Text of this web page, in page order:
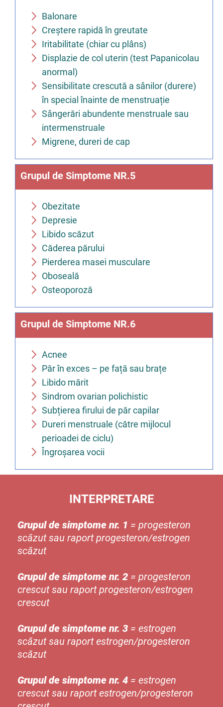
Balonare
Creștere rapidă în greutate
Iritabilitate (chiar cu plâns)
Displazie de col uterin (test Papanicolau
anormal)
Sensibilitate crescută a sânilor (durere)
în special înainte de menstruație
Sângerări abundente menstruale sau
intermenstruale
Migrene, dureri de cap
Grupul de Simptome NR.5
Obezitate
Depresie
Libido scăzut
Căderea părului
Pierderea masei musculare
Oboseală
Osteoporoză
Grupul de Simptome NR.6
Acnee
Păr în exces – pe față sau brațe
Libido mărit
Sindrom ovarian polichistic
Subțierea firului de păr capilar
Dureri menstruale (către mijlocul
perioadei de ciclu)
Îngroșarea vocii
INTERPRETARE
Grupul de simptome nr. 1 = progesteron
scăzut sau raport progesteron/estrogen
scăzut
Grupul de simptome nr. 2 = progesteron
crescut sau raport progesteron/estrogen
crescut
Grupul de simptome nr. 3 = estrogen
scăzut sau raport estrogen/progesteron
scăzut
Grupul de simptome nr. 4 = estrogen
crescut sau raport estrogen/progesteron